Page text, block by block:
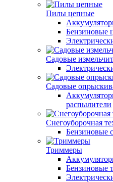
Пилы цепные
Бензиновые
Садовые
Садовые
распылители
Снегоуборочная
Бензиновые
Триммеры
Бензиновые